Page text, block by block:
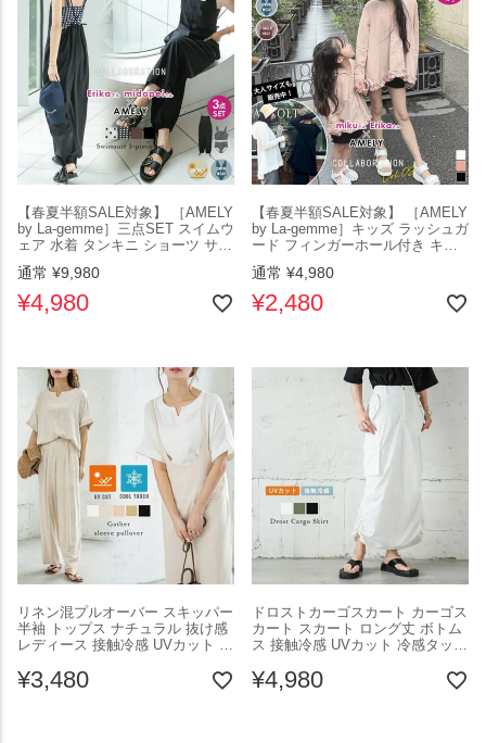
【春夏半額SALE対象】 ［AMELY
by La-gemme］三点SET スイムウ
ェア 水着 タンキニ ショーツ サロ
ペット ワイドシルエット UVカッ
ト レディース おしゃれ ブラック
メール便 2025春夏新作 【aot301-
862】【rp】【即納：1-5営業日】
通常 ¥9,980
¥4,980
【春夏半額SALE対象】 ［AMELY
by La-gemme］キッズ ラッシュガ
ード フィンガーホール付き キッ
ズサイズ 水陸両用 紫外線対策 水
着 UVカット フリーサイズ メール
便 2025秋新作 【aot301-407-ks】
【即納：1-5営業日】【送料無料】
通常 ¥4,980
¥2,480
リネン混プルオーバー スキッパー
半袖 トップス ナチュラル 抜け感
レディース 接触冷感 UVカット ブ
2025春夏新作 【lstp305-348】
【即納：1-5営業日】【送料無料】
¥3,480
ドロストカーゴスカート カーゴス
カート スカート ロング丈 ボトム
ス 接触冷感 UVカット 冷感タッチ
ブラック メール便 2025春夏
【lssk302-426】【即納：1-5営業
¥4,980